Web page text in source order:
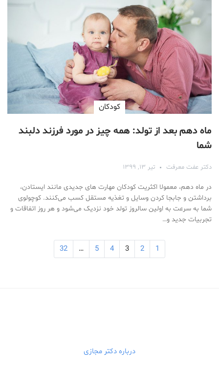
کودکان
ماه دهم بعد از تولد: همه چیز در مورد فرزند دلبند
شما
دکتر عفت معرفت تیر ۱۳, ۱۳۹۹
در ماه دهم، معمولا اکثریت کودکان مهارت های جدیدی مانند ایستادن،
برداشتن و جابجا کردن وسایل و تغذیه مستقل کسب می‌کنند. کوچولوی
شما به سرعت به اولین سال‎روز تولد خود نزدیک می‌شود و هر روز اتفاقات و
تجربیات جدید و…
1
2
3
4
5
…
32
درباره دکتر مجازی